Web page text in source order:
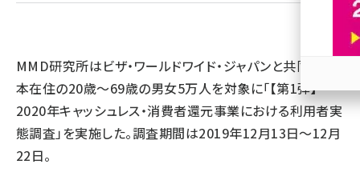
MMD研究所はビザ・ワールドワイド・ジャパンと共同で、日
本在住の20歳～69歳の男女5万人を対象に「【第1弾】
2020年キャッシュレス・消費者還元事業における利用者実
態調査」を実施した。調査期間は2019年12月13日～12月
22日。
参